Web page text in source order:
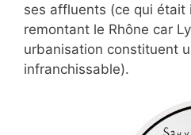
ses affluents (ce qui était
remontant le Rhône car
urbanisation constituent
infranchissable).